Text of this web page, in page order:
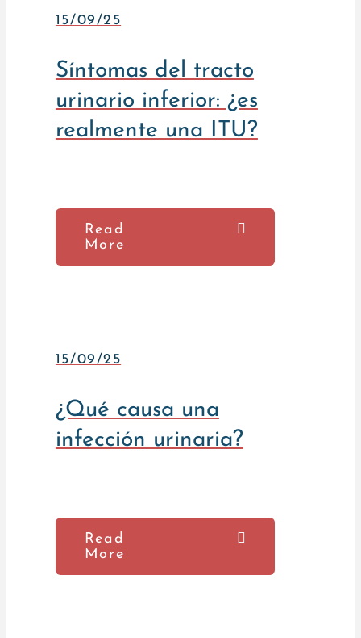
15/09/25
Síntomas del tracto
urinario inferior: ¿es
realmente una ITU?
Read
More
15/09/25
¿Qué causa una
infección urinaria?
Read
More